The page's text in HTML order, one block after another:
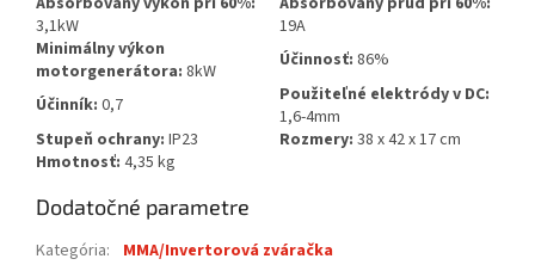
3,1kW
19A
Minimálny výkon
motorgenerátora: 8kW Účinnosť: 86%
Účinník: 0,7
Použiteľné elektródy v DC:
1,6-4mm
Stupeň ochrany: IP23 Rozmery: 38 x 42 x 17 cm
Hmotnosť: 4,35 kg
Dodatočné parametre
Kategória:
MMA/Invertorová zváračka